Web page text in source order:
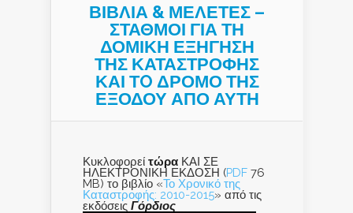
ΒΙΒΛΙΑ & ΜΕΛΕΤΕΣ –
ΣΤΑΘΜΟΙ ΓΙΑ ΤΗ
ΔΟΜΙΚΗ ΕΞΗΓΗΣΗ
ΤΗΣ ΚΑΤΑΣΤΡΟΦΗΣ
ΚΑΙ ΤO ΔΡΟΜΟ ΤΗΣ
ΕΞΟΔΟΥ ΑΠΟ ΑΥΤΗ
Κυκλοφορεί τώρα ΚΑΙ ΣΕ
ΗΛΕΚΤΡΟΝΙΚΗ ΕΚΔΟΣΗ (PDF 76
MB) το βιβλίο «Το Χρονικό της
Καταστροφής: 2010-2015» από τις
εκδόσεις Γόρδιος